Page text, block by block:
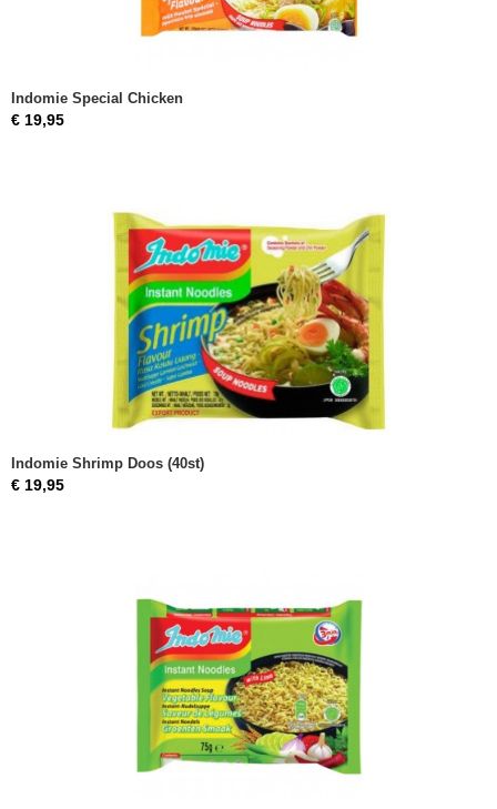
Indomie Special Chicken
€ 19,95
Indomie Shrimp Doos (40st)
€ 19,95